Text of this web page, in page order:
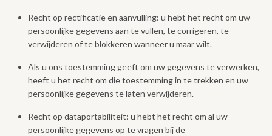
Recht op rectificatie en aanvulling: u hebt het recht om uw
persoonlijke gegevens aan te vullen, te corrigeren, te
verwijderen of te blokkeren wanneer u maar wilt.
Als u ons toestemming geeft om uw gegevens te verwerken,
heeft u het recht om die toestemming in te trekken en uw
persoonlijke gegevens te laten verwijderen.
Recht op dataportabiliteit: u hebt het recht om al uw
persoonlijke gegevens op te vragen bij de